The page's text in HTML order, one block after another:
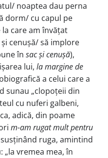
noaptea dau perna
dorm/ cu capul pe
care am învățat
cenușă/ să implore
în sac și cenușă),
lui, la margine de
a celui care a
sunau „clopoțeii din
cu nuferi galbeni,
adică, din poame
m-am rugat mult pentru
ruga, amintind
„la vremea mea, în